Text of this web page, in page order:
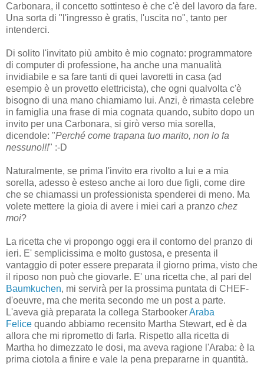
Carbonara, il concetto sottinteso è che c'è del lavoro da fare.
Una sorta di "l'ingresso è gratis, l'uscita no", tanto per
intenderci.
Di solito l'invitato più ambito è mio cognato: programmatore
di computer di professione, ha anche una manualità
invidiabile e sa fare tanti di quei lavoretti in casa (ad
esempio è un provetto elettricista), che ogni qualvolta c'è
bisogno di una mano chiamiamo lui. Anzi, è rimasta celebre
in famiglia una frase di mia cognata quando, subito dopo un
invito per una Carbonara, si girò verso mia sorella,
dicendole: "Perché come trapana tuo marito, non lo fa
nessuno!!!" :-D
Naturalmente, se prima l'invito era rivolto a lui e a mia
sorella, adesso è esteso anche ai loro due figli, come dire
che se chiamassi un professionista spenderei di meno. Ma
volete mettere la gioia di avere i miei cari a pranzo chez
moi?
La ricetta che vi propongo oggi era il contorno del pranzo di
ieri. E' semplicissima e molto gustosa, e presenta il
vantaggio di poter essere preparata il giorno prima, visto che
il riposo non può che giovarle. E' una ricetta che, al pari del
Baumkuchen, mi servirà per la prossima puntata di CHEF-
d'oeuvre, ma che merita secondo me un post a parte.
L'aveva già preparata la collega StarbookerAraba
Felice quando abbiamo recensito Martha Stewart, ed è da
allora che mi riprometto di farla. Rispetto alla ricetta di
Martha ho dimezzato le dosi, ma aveva ragione l'Araba: è la
prima ciotola a finire e vale la pena prepararne in quantità.